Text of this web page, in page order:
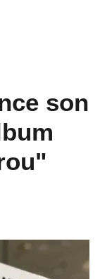
son